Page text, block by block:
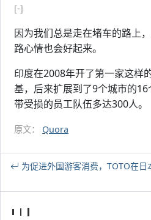
[-]
因为我们总是走在堵车的路上
路心情也会好起来。
印度在2008年开了第一家这样
基，后来扩展到了9个城市的
带受损的员工队伍多达300人。
原文： Quora
为促进外国游客消费，TOTO在